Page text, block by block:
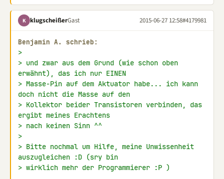
K klugscheißerGast 2015-06-27 12:58#4179981
Benjamin A. schrieb:
>
> und zwar aus dem Grund (wie schon oben
erwähnt), das ich nur EINEN
> Masse-Pin auf dem Aktuator habe... ich kann
doch nicht die Masse auf den
> Kollektor beider Transistoren verbinden, das
ergibt meines Erachtens
> nach keinen Sinn ^^
>
> Bitte nochmal um Hilfe, meine Unwissenheit
auszugleichen :D (sry bin
> wirklich mehr der Programmierer :P )